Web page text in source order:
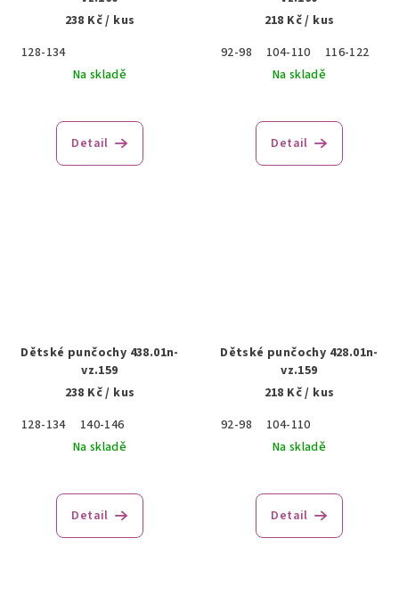
238 Kč/ kus
128-134
Na skladě
Detail
218 Kč/ kus
92-98
104-110
116-122
Na skladě
Detail
Dětské punčochy 438.01n-
vz.159
238 Kč/ kus
128-134
140-146
Na skladě
Detail
Dětské punčochy 428.01n-
vz.159
218 Kč/ kus
92-98
104-110
Na skladě
Detail